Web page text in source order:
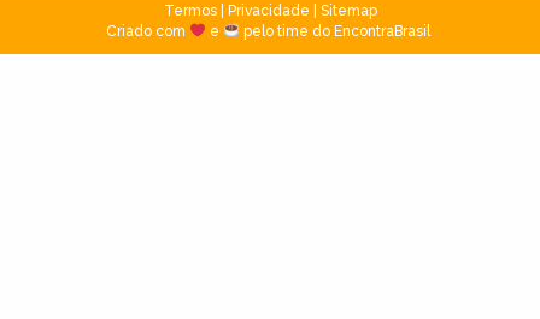
Termos| Privacidade
Sitemap
Criado com
e pelo time do EncontraBrasil